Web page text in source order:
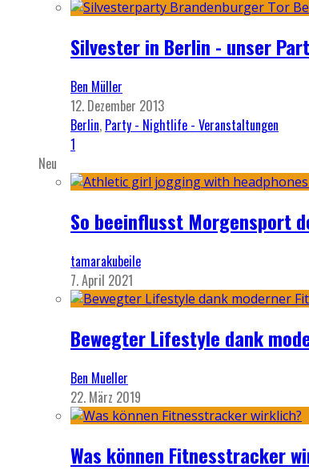
Silvester in Berlin - unser
Ben Müller
12. Dezember 2013
Berlin, Party - Nightlife - Veranstaltungen
1
Neu
So beeinflusst Morgensport
tamarakubeile
7. April 2021
Bewegter Lifestyle dank
Ben Mueller
22. März 2019
Was können Fitnesstracker